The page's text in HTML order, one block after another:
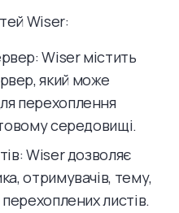
Wiser:
Wiser містить
який може
перехоплення
середовищі.
Wiser дозволяє
отримувачів, тему,
листів.